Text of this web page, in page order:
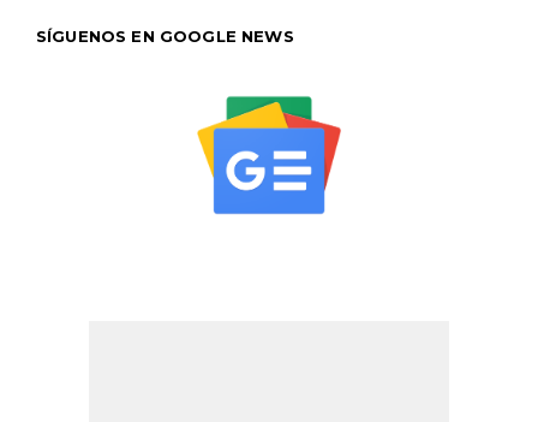
SÍGUENOS EN GOOGLE NEWS